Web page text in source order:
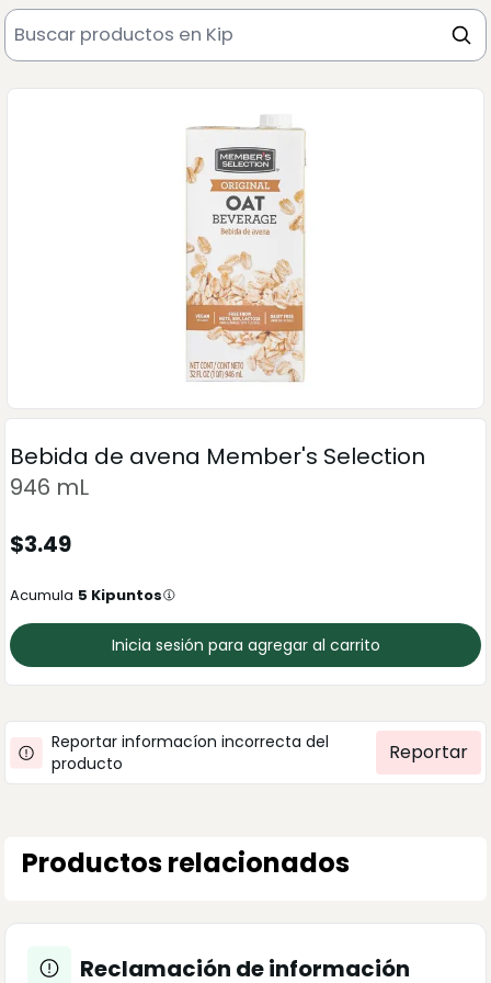
Bebida de avena Member's Selection
946 mL
$3.49
Acumula 5 Kipuntos
Inicia sesión para agregar al carrito
Reportar informacíon incorrecta del
producto
Reportar
Productos relacionados
Reclamación de información